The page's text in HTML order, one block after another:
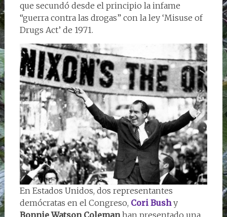
que secundó desde el principio la infame
“guerra contra las drogas” con la ley ‘Misuse of
Drugs Act’ de 1971.
En Estados Unidos, dos representantes
demócratas en el Congreso, Cori Bushy
Bonnie Watson Colemanhan presentado una